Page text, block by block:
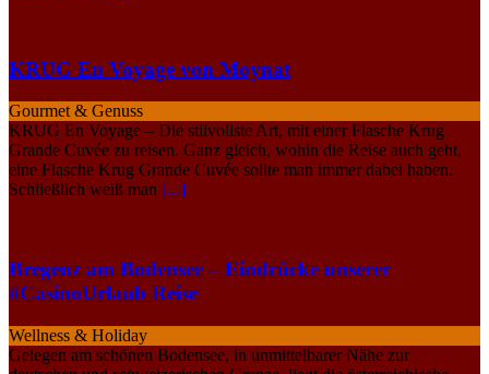
KRUG En Voyage von Moynat
Gourmet & Genuss
KRUG En Voyage – Die stilvollste Art, mit einer Flasche Krug
Grande Cuvée zu reisen. Ganz gleich, wohin die Reise auch geht,
eine Flasche Krug Grande Cuvée sollte man immer dabei haben.
Schließlich weiß man [...]
Bregenz am Bodensee – Eindrücke unserer
#CasinoUrlaub Reise
Wellness & Holiday
Gelegen am schönen Bodensee, in unmittelbarer Nähe zur